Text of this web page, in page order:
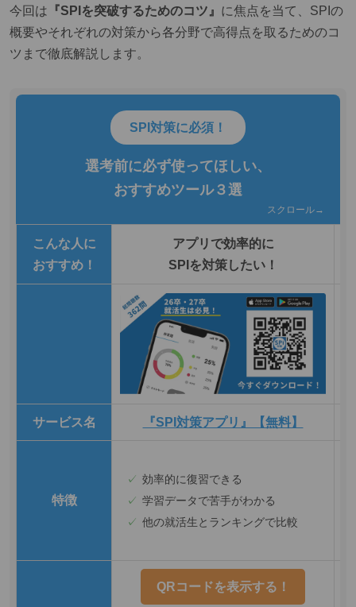
今回は 『SPIを突破するためのコツ』 に焦点を当て、SPIの
概要やそれぞれの対策から各分野で高得点を取るためのコ
ツまで徹底解説します。
SPI対策に必須！
選考前に必ず使ってほしい、
おすすめツール３選
スクロール→
こんな人に
おすすめ！
アプリで効率的に
SPIを対策したい！
サービス名 『SPI対策アプリ』【無料】
特徴
効率的に復習できる
学習データで苦手がわかる
他の就活生とランキングで比較
QRコードを表示する！